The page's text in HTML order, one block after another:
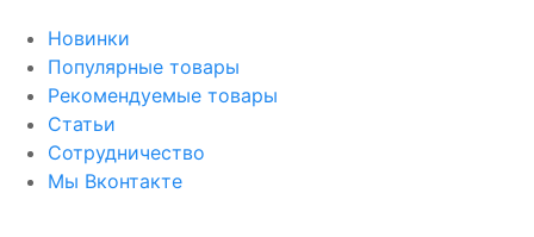
Новинки
Популярные товары
Рекомендуемые товары
Статьи
Сотрудничество
Мы Вконтакте